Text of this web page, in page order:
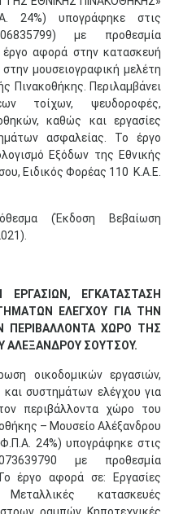
24%) υπογράφηκε στις
με προθεσμία
αφορά στην κατασκευή
μουσειογραφική μελέτη
Πινακοθήκης. Περιλαμβάνει
τοίχων, ψευδοροφές,
καθώς και εργασίες
ασφαλείας. Το έργο
Εξόδων της Εθνικής
Ειδικός Φορέας 110 Κ.Α.Ε.
(Έκδοση Βεβαίωση
ΕΓΚΑΤΑΣΤΑΣΗ
ΕΛΕΓΧΟΥ ΓΙΑ ΤΗΝ
ΠΕΡΙΒΑΛΛΟΝΤΑ ΧΩΡΟ ΤΗΣ
ΑΛΕΞΑΝΔΡΟΥ ΣΟΥΤΣΟΥ.
οικοδομικών εργασιών,
συστημάτων ελέγχου για
περιβάλλοντα χώρο του
– Μουσείο Αλέξανδρου
24%) υπογράφηκε στις
με προθεσμία
έργο αφορά σε: Εργασίες
κατασκευές